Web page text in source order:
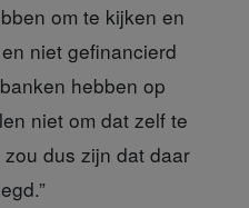
om te kijken en
niet gefinancierd
hebben op
niet om dat zelf te
dus zijn dat daar